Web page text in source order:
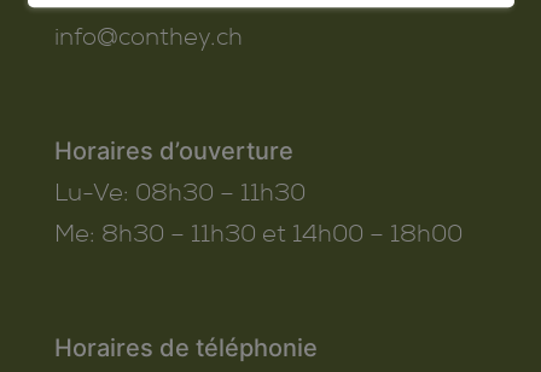
info@conthey.ch
Horaires d’ouverture
Lu-Ve: 08h30 – 11h30
Me: 8h30 – 11h30 et 14h00 – 18h00
Horaires de téléphonie